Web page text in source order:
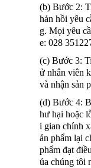
(b) Bước 2:
hản hồi yêu
g. Mọi yêu
e: 028
(c) Bước 3:
ử nhân viên
và nhận sản
(d) Bước 4:
hư hại hoặc
i gian chính
ản phẩm lại
phẩm đạt
ủa chúng tôi